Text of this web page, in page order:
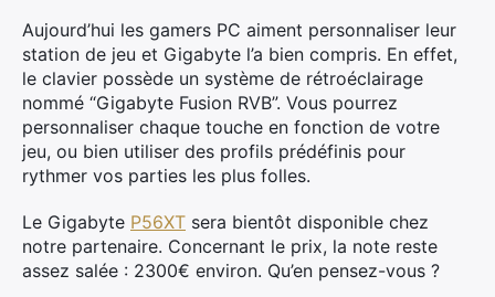
Aujourd’hui les gamers PC aiment personnaliser leur
station de jeu et Gigabyte l’a bien compris. En effet,
le clavier possède un système de rétroéclairage
nommé “Gigabyte Fusion RVB”. Vous pourrez
personnaliser chaque touche en fonction de votre
jeu, ou bien utiliser des profils prédéfinis pour
rythmer vos parties les plus folles.
Le Gigabyte P56XT sera bientôt disponible chez
notre partenaire. Concernant le prix, la note reste
assez salée : 2300€ environ. Qu’en pensez-vous ?
Rechercher
: